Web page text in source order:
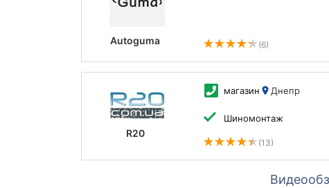
Autoguma (6)
R20
магазин Днепр
Шиномонтаж
(13)